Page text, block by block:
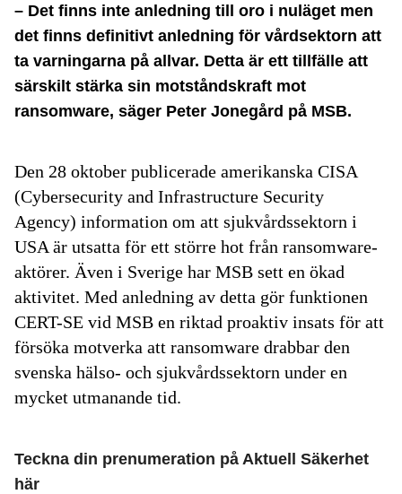
– Det finns inte anledning till oro i nuläget men
det finns definitivt anledning för vårdsektorn att
ta varningarna på allvar. Detta är ett tillfälle att
särskilt stärka sin motståndskraft mot
ransomware, säger Peter Jonegård på MSB.
Den 28 oktober publicerade amerikanska CISA
(Cybersecurity and Infrastructure Security
Agency) information om att sjukvårdssektorn i
USA är utsatta för ett större hot från ransomware-
aktörer. Även i Sverige har MSB sett en ökad
aktivitet. Med anledning av detta gör funktionen
CERT-SE vid MSB en riktad proaktiv insats för att
försöka motverka att ransomware drabbar den
svenska hälso- och sjukvårdssektorn under en
mycket utmanande tid.
Teckna din prenumeration på Aktuell Säkerhet
här